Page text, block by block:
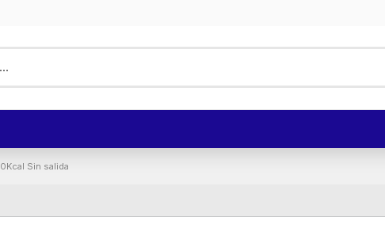
Sin salida